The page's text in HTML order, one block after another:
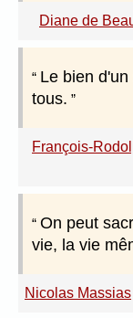
Diane de
Le bien
tous.
François-
On peut
vie, la vie
Nicolas Massias